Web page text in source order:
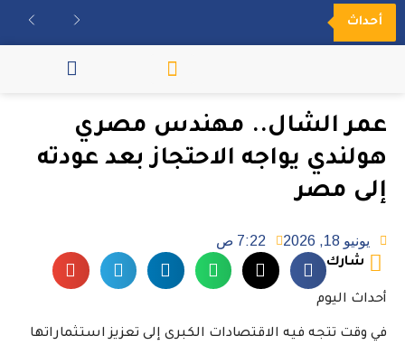
أحداث
عمر الشال.. مهندس مصري
هولندي يواجه الاحتجاز بعد عودته
إلى مصر
يونيو 18, 2026 7:22 ص
شارك
أحداث اليوم
في وقت تتجه فيه الاقتصادات الكبرى إلى تعزيز استثماراتها